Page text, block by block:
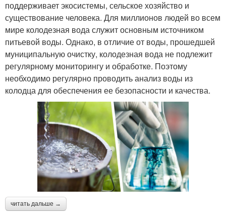
поддерживает экосистемы, сельское хозяйство и
существование человека. Для миллионов людей во всем
мире колодезная вода служит основным источником
питьевой воды. Однако, в отличие от воды, прошедшей
муниципальную очистку, колодезная вода не подлежит
регулярному мониторингу и обработке. Поэтому
необходимо регулярно проводить анализ воды из
колодца для обеспечения ее безопасности и качества.
читать дальше →